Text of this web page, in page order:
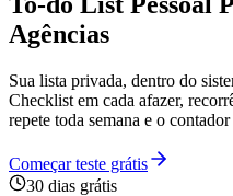
Agências
Sua lista privada, dentro do
Checklist em cada afazer,
repete toda semana e o
Começar teste grátis
30 dias grátis